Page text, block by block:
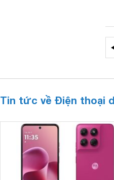
Tin tức về Điện thoại